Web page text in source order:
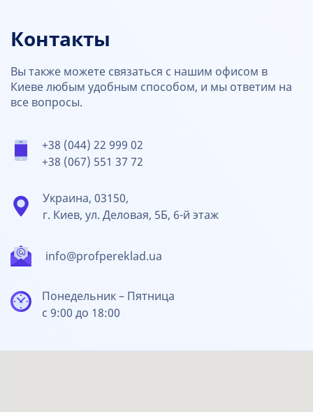
Контакты
Вы также можете связаться с нашим офисом в
Киеве любым удобным способом, и мы ответим на
все вопросы.
+38 (044) 22 999 02
+38 (067) 551 37 72
info@profpereklad.ua
Украина, 03150,
г. Киев, ул. Деловая, 5Б, 6-й этаж
Понедельник – Пятница
с 9:00 до 18:00